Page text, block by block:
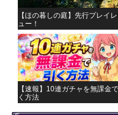
【ほの暮しの庭】先行プレイ
ュー！
【速報】10連ガチャを無課金
く方法